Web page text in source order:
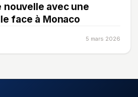
nouvelle avec une
face à Monaco
5 mars 2026